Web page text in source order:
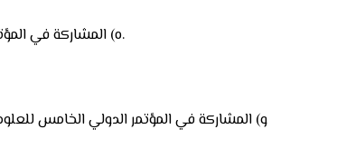
ه) المشاركة في المؤتمر الدولي (مؤتمر القمة الدولية للعلوم التطبيقية والهندسة والتكنولوجيا) كمتحدث الذي عقد في (فرنسا – باريس) للفترة 9 – 10 ايلول 2024.